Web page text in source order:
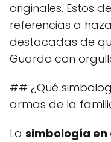
originales. Estos
referencias a
destacadas de
Guardo con
## ¿Qué
armas de la
La simbología en